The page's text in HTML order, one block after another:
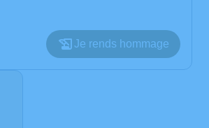
Je rends hommage